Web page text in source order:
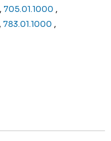
, 705.01.1000 ,
, 783.01.1000 ,